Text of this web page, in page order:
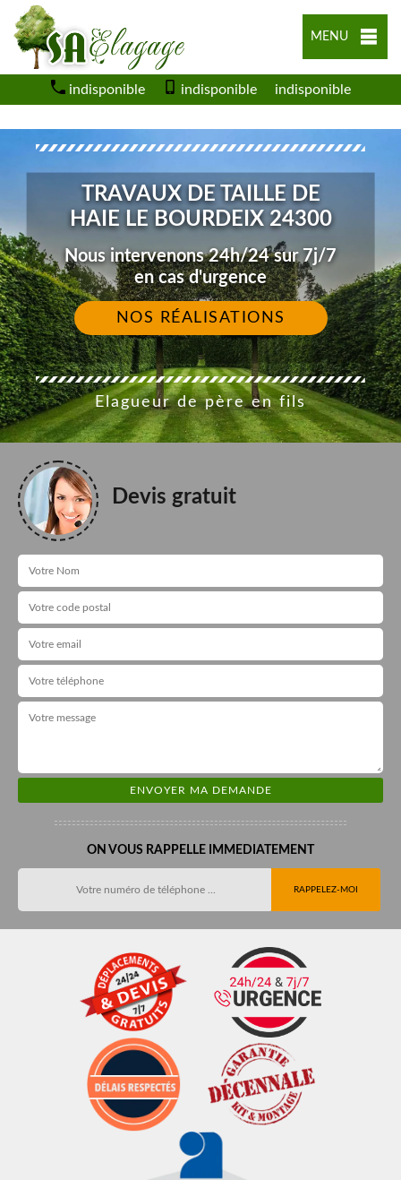
MENU
indisponible indisponible indisponible
TRAVAUX DE TAILLE DE
HAIE LE BOURDEIX 24300
Nous intervenons 24h/24 sur 7j/7
en cas d'urgence
NOS RÉALISATIONS
Elagueur de père en fils
Devis gratuit
ON VOUS RAPPELLE IMMEDIATEMENT